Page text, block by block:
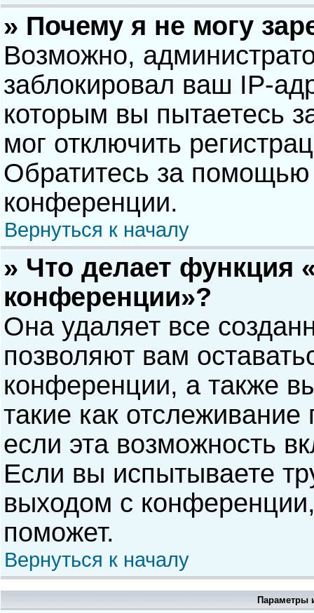
» Почему я не могу
Возможно,
заблокировал ваш IP-
которым вы пытаетесь
мог отключить
Обратитесь за помощью
конференции.
Вернуться к началу
» Что делает функция
конференции»?
Она удаляет все
позволяют вам
конференции, а также
такие как
если эта возможность
Если вы испытываете
выходом с
поможет.
Вернуться к началу
Параметры